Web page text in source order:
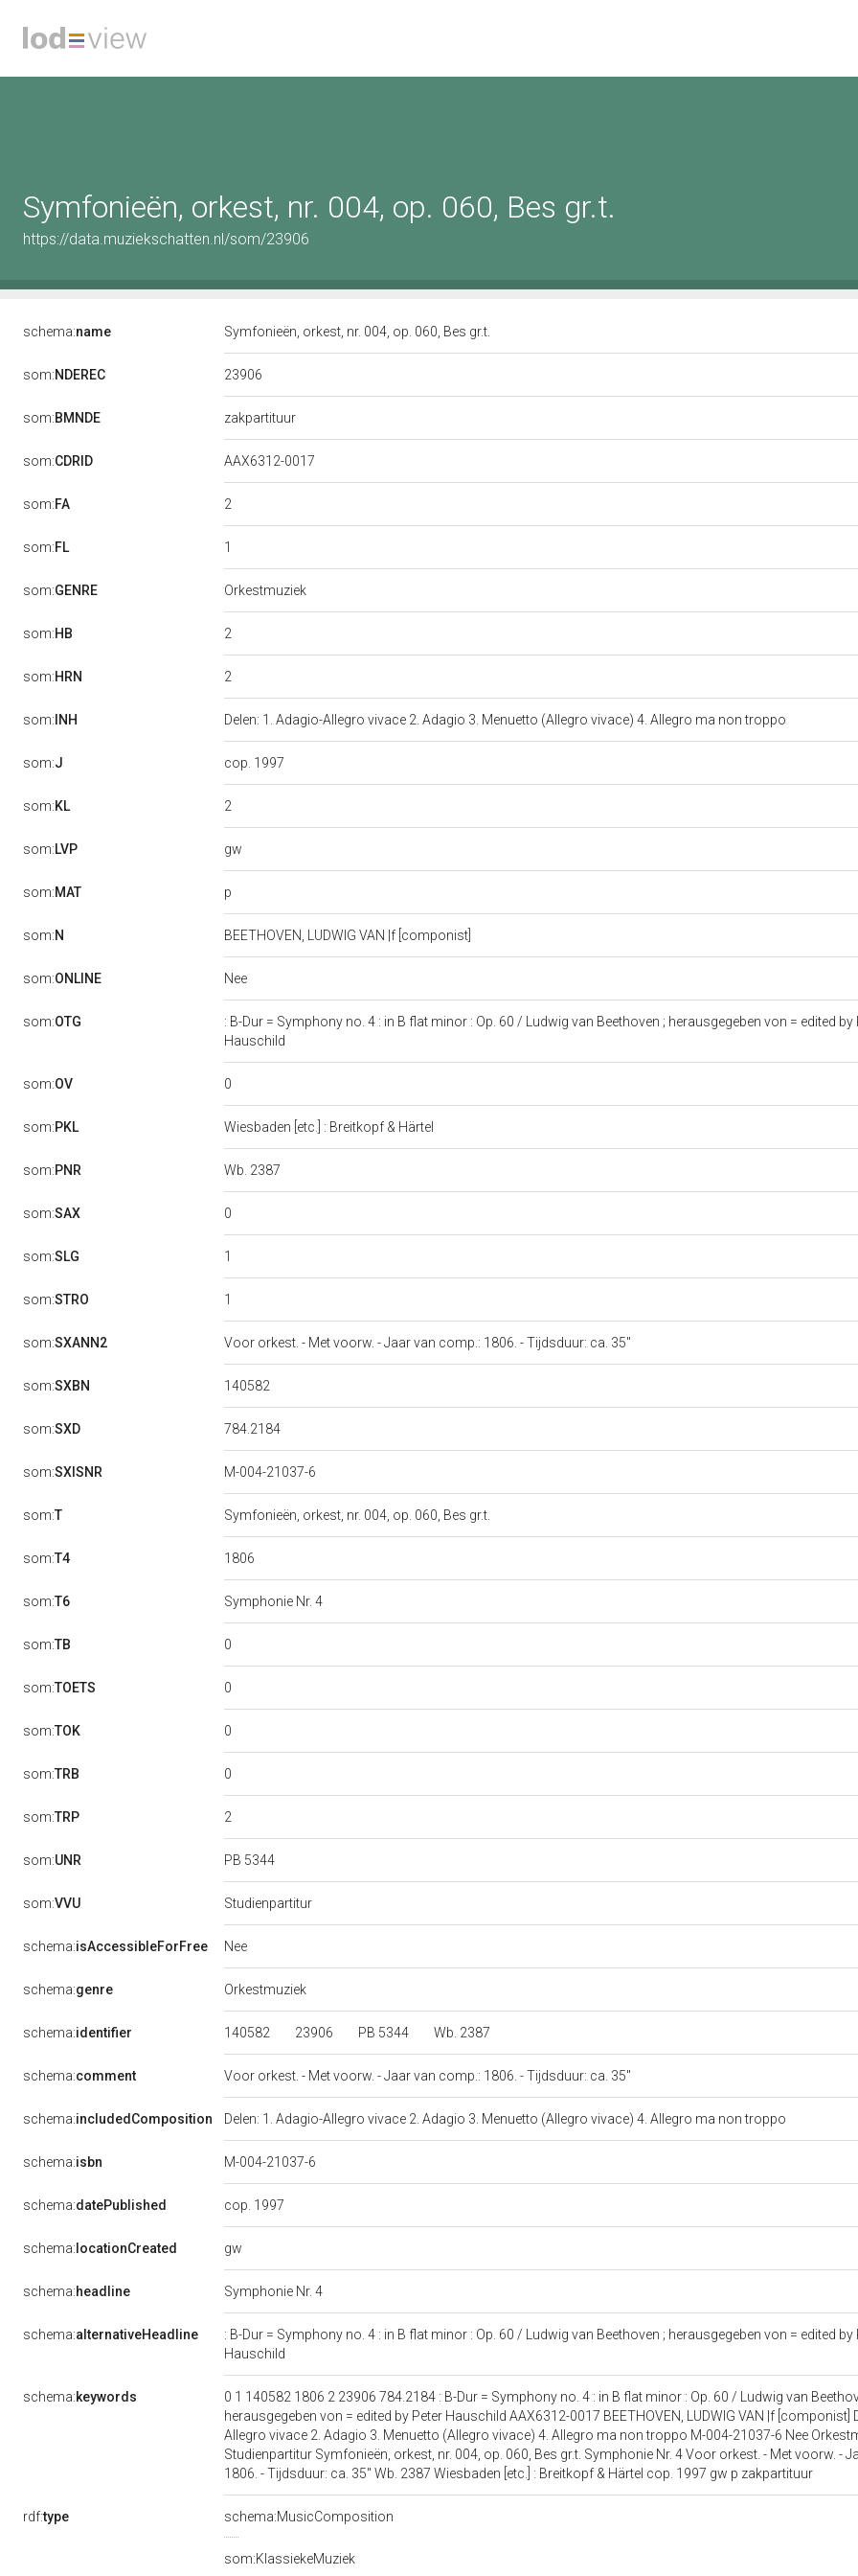
Symfonieën, orkest, nr. 004, op. 060, Bes gr.t.
https://data.muziekschatten.nl/som/23906
schema:name Symfonieën, orkest, nr. 004, op. 060, Bes gr.t.
som:NDEREC 23906
som:BMNDE zakpartituur
som:CDRID AAX6312-0017
som:FA 2
som:FL 1
som:GENRE Orkestmuziek
som:HB 2
som:HRN 2
som: INH Delen: 1. Adagio-Allegro vivace 2. Adagio 3. Menuetto (Allegro vivace) 4. Allegro ma non troppo
som:J cop. 1997
som:KL 2
som:LVP gw
som:MAT p
som:N BEETHOVEN, LUDWIG VAN |f [componist]
som:ONLINE Nee
som:OTG
: B-Dur = Symphony no. 4 : in B flat minor : Op. 60 / Ludwig van Beethoven ; herausgegeben von = edited by
Hauschild
som:OV 0
som:PKL Wiesbaden [etc.] : Breitkopf & Härtel
som:PNR Wb. 2387
som:SAX 0
som:SLG 1
som:STRO 1
som:SXANN2 Voor orkest. - Met voorw. - Jaar van comp.: 1806. - Tijdsduur: ca. 35''
som:SXBN 140582
som:SXD 784.2184
som:SXISNR M-004-21037-6
som:T Symfonieën, orkest, nr. 004, op. 060, Bes gr.t.
som:T4 1806
som:T6 Symphonie Nr. 4
som:TB 0
som:TOETS 0
som:TOK 0
som:TRB 0
som:TRP 2
som:UNR PB 5344
som:VVU Studienpartitur
schema:isAccessibleForFree Nee
schema:genre Orkestmuziek
schema:identifier 140582 23906 PB 5344 Wb. 2387
schema:comment Voor orkest. - Met voorw. - Jaar van comp.: 1806. - Tijdsduur: ca. 35''
schema:includedComposition Delen: 1. Adagio-Allegro vivace 2. Adagio 3. Menuetto (Allegro vivace) 4. Allegro ma non troppo
schema:isbn M-004-21037-6
schema:datePublished cop. 1997
schema: locationCreated gw
schema:headline Symphonie Nr. 4
schema:alternativeHeadline
: B-Dur = Symphony no. 4 : in B flat minor : Op. 60 / Ludwig van Beethoven ; herausgegeben von = edited by
Hauschild
schema:keywords
0 1 140582 1806 2 23906 784.2184 : B-Dur = Symphony no. 4 : in B flat minor : Op. 60 / Ludwig van
herausgegeben von = edited by Peter Hauschild AAX6312-0017 BEETHOVEN, LUDWIG VAN |f [componist]
Allegro vivace 2. Adagio 3. Menuetto (Allegro vivace) 4. Allegro ma non troppo M-004-21037-6 Nee
Studienpartitur Symfonieën, orkest, nr. 004, op. 060, Bes gr.t. Symphonie Nr. 4 Voor orkest. - Met voorw. -
1806. - Tijdsduur: ca. 35'' Wb. 2387 Wiesbaden [etc.] : Breitkopf & Härtel cop. 1997 gw p zakpartituur
rdf:type schema:MusicComposition
som:KlassiekeMuziek